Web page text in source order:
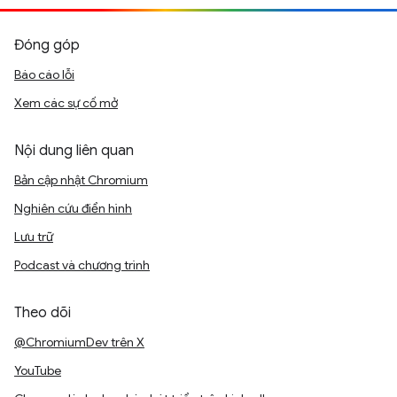
Đóng góp
Báo cáo lỗi
Xem các sự cố mở
Nội dung liên quan
Bản cập nhật Chromium
Nghiên cứu điển hình
Lưu trữ
Podcast và chương trình
Theo dõi
@ChromiumDev trên X
YouTube